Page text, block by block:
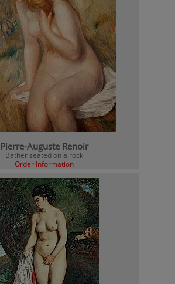
Pierre-Auguste Renoir
Bather seated on a rock
Order Information